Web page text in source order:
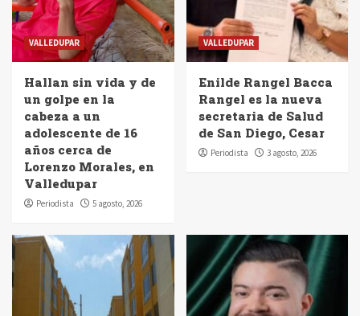
VALLEDUPAR
Hallan sin vida y de
un golpe en la
cabeza a un
adolescente de 16
años cerca de
Lorenzo Morales, en
Valledupar
Periodista 5 agosto, 2026
VALLEDUPAR
Enilde Rangel Bacca
Rangel es la nueva
secretaria de Salud
de San Diego, Cesar
Periodista 3 agosto, 2026